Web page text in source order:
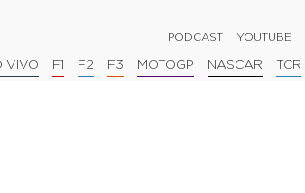
PODCAST YOUTUBE
VIVO F1 F2 F3 MOTOGP NASCAR TCR